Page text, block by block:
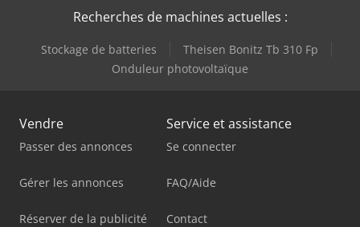
Recherches de machines actuelles :
Stockage de batteries
Theisen Bonitz Tb 310 Fp
Onduleur photovoltaïque
Vendre
Passer des annonces
Gérer les annonces
Réserver de la publicité
Service et assistance
Se connecter
FAQ/Aide
Contact